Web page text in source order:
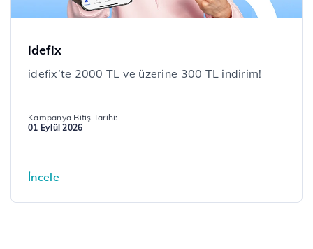
idefix
idefix’te 2000 TL ve üzerine 300 TL indirim!
Kampanya Bitiş Tarihi:
01 Eylül 2026
İncele